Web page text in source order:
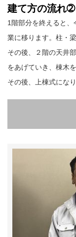
建て方の流れ➁
1階部分を終えると
業に移ります。柱・
その後、２階の天井
をあげていき、棟木
その後、上棟式になり